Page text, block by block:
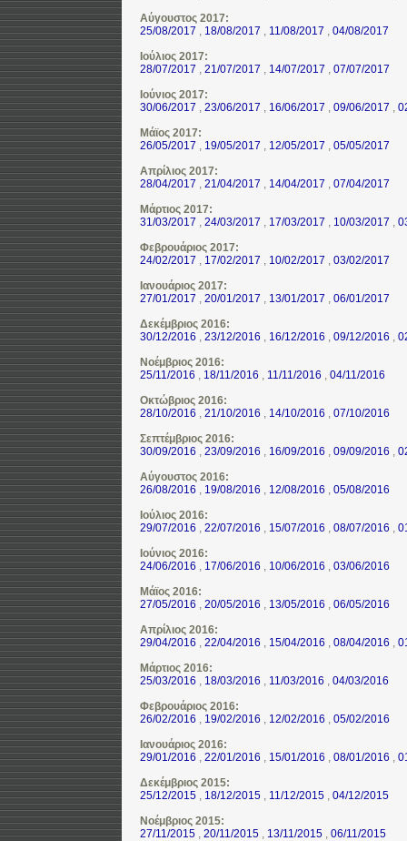
Αύγουστος 2017:
25/08/2017 , 18/08/2017 , 11/08/2017 , 04/08/2017
Ιούλιος 2017:
28/07/2017 , 21/07/2017 , 14/07/2017 , 07/07/2017
Ιούνιος 2017:
30/06/2017 , 23/06/2017 , 16/06/2017 , 09/06/2017 ,
Μάϊος 2017:
26/05/2017 , 19/05/2017 , 12/05/2017 , 05/05/2017
Απρίλιος 2017:
28/04/2017 , 21/04/2017 , 14/04/2017 , 07/04/2017
Μάρτιος 2017:
31/03/2017 , 24/03/2017 , 17/03/2017 , 10/03/2017 ,
Φεβρουάριος 2017:
24/02/2017 , 17/02/2017 , 10/02/2017 , 03/02/2017
Ιανουάριος 2017:
27/01/2017 , 20/01/2017 , 13/01/2017 , 06/01/2017
Δεκέμβριος 2016:
30/12/2016 , 23/12/2016 , 16/12/2016 , 09/12/2016 ,
Νοέμβριος 2016:
25/11/2016 , 18/11/2016 , 11/11/2016 , 04/11/2016
Οκτώβριος 2016:
28/10/2016 , 21/10/2016 , 14/10/2016 , 07/10/2016
Σεπτέμβριος 2016:
30/09/2016 , 23/09/2016 , 16/09/2016 , 09/09/2016 ,
Αύγουστος 2016:
26/08/2016 , 19/08/2016 , 12/08/2016 , 05/08/2016
Ιούλιος 2016:
29/07/2016 , 22/07/2016 , 15/07/2016 , 08/07/2016 ,
Ιούνιος 2016:
24/06/2016 , 17/06/2016 , 10/06/2016 , 03/06/2016
Μάϊος 2016:
27/05/2016 , 20/05/2016 , 13/05/2016 , 06/05/2016
Απρίλιος 2016:
29/04/2016 , 22/04/2016 , 15/04/2016 , 08/04/2016 ,
Μάρτιος 2016:
25/03/2016 , 18/03/2016 , 11/03/2016 , 04/03/2016
Φεβρουάριος 2016:
26/02/2016 , 19/02/2016 , 12/02/2016 , 05/02/2016
Ιανουάριος 2016:
29/01/2016 , 22/01/2016 , 15/01/2016 , 08/01/2016 ,
Δεκέμβριος 2015:
25/12/2015 , 18/12/2015 , 11/12/2015 , 04/12/2015
Νοέμβριος 2015:
27/11/2015 , 20/11/2015 , 13/11/2015 , 06/11/2015